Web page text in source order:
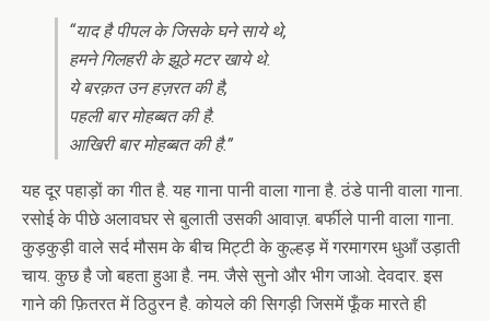
“याद है पीपल के जिसके घने साये थे,
हमने गिलहरी के झूठे मटर खाये थे.
ये बरक़त उन हज़रत की है,
पहली बार मोहब्बत की है.
आखिरी बार मोहब्बत की है.”
यह दूर पहाड़ों का गीत है. यह गाना पानी वाला गाना है. ठंडे पानी वाला गाना.
रसोई के पीछे अलावघर से बुलाती उसकी आवाज़. बर्फीले पानी वाला गाना.
कुड़कुड़ी वाले सर्द मौसम के बीच मिट्टी के कुल्हड़ में गरमागरम धुआँ उड़ाती
चाय. कुछ है जो बहता हुआ है. नम. जैसे सुनो और भीग जाओ. देवदार. इस
गाने की फ़ितरत में ठिठुरन है. कोयले की सिगड़ी जिसमें फूँक मारते ही